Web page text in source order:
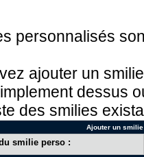
personnalisés
ajouter un
dessus
des smilies
Ajouter un
smilie perso :